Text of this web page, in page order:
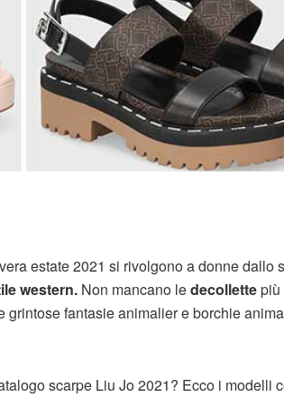
estate 2021 si rivolgono a donne dallo
western. Non mancano ledecollettepiù
grintose fantasie animalier e borchie
scarpe Liu Jo 2021? Ecco i modelli